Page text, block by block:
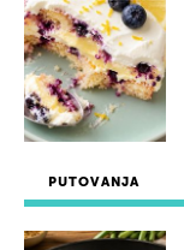
PUTOVANJA